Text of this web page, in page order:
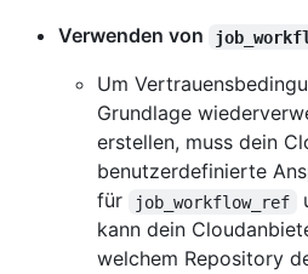
Verwenden von
Um
Grundlage
erstellen, muss dein
benutzerdefinierte
für
job_workflow_ref
kann dein
welchem Repository